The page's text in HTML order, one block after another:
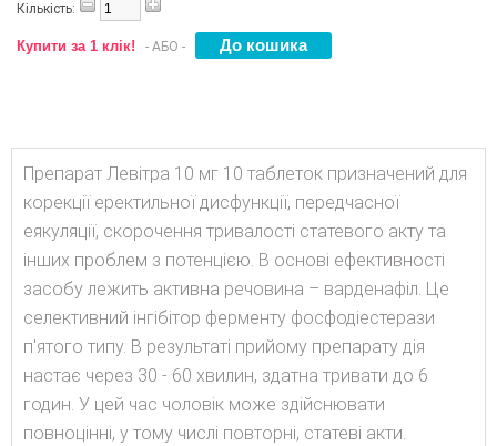
Кількість:
Купити за 1 клік! - АБО -
Препарат Левітра 10 мг 10 таблеток призначений для
корекції еректильної дисфункції, передчасної
еякуляції, скорочення тривалості статевого акту та
інших проблем з потенцією. В основі ефективності
засобу лежить активна речовина – варденафіл. Це
селективний інгібітор ферменту фосфодіестерази
п'ятого типу. В результаті прийому препарату дія
настає через 30 - 60 хвилин, здатна тривати до 6
годин. У цей час чоловік може здійснювати
повноцінні, у тому числі повторні, статеві акти.